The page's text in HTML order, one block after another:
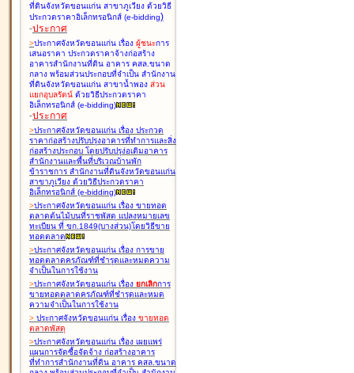
ที่ดินจังหวัดขอนแก่น สาขาภูเวียง ด้วยวิธี
ประกวดราคาอิเล็กทรอนิกส์ (e-bidding)
-ประกาศ
>ประกาศจังหวัดขอนแก่น เรื่อง ผู้ชนะการ
เสนอราคา ประกวดราคาจ้างก่อสร้าง
อาคารสำนักงานที่ดิน อาคาร คสล.ขนาด
กลาง พร้อมส่วนประกอบที่จำเป็น สำนักงาน
ที่ดินจังหวัดขอนแก่น สาขาน้ำพอง ส่วน
แยกอุบลรัตน์ ด้วยวิธีประกวดราคา
อิเล็กทรอนิกส์ (e-bidding)
-ประกาศ
>ประกาศจังหวัดขอนแก่น เรื่อง ประกวด
ราคาก่อสร้างปรับปรุงอาคารที่ทำการและสิ่ง
ก่อสร้างประกอบ โดยปรับปรุง่อเติมอาคาร
สำนักงานและพื้นที่บริเวณบ้านพัก
ข้าราชการ สำนักงานที่ดินจังหวัดขอนแก่น
สาขาภูเวียง ด้วยวิธีประกวดราคา
อิเล็กทรอนิกส์ (e-bidding)
>ประกาศจังหวัดขอนแก่น เรื่อง ขายทอด
ตลาดต้นไม้บนที่ราชพัสดุ แปลงหมายเลข
ทะเบียน ที่ ขก.1849(บางส่วน)โดยวิธีขาย
ทอดตลาด
>ประกาศจังหวัดขอนแก่น เรื่อง การขาย
ทอดตลาดครุภัณฑ์ที่ชำรุดและหมดความ
จำเป็นในการใช้งาน
>ประกาศจังหวัดขอนแก่น เรื่อง ยกเลิกการ
ขายทอดตลาดครุภัณฑ์ที่ชำรุดและหมด
ความจำเป็นในการใช้งาน
> ประกาศจังหวัดขอนแก่น เรื่อง ขายทอด
ตลาดพัสดุ
>ประกาศจังหวัดขอนแก่น เรื่อง เผยแพร่
แผนการจัดซื้อจัดจ้าง ก่อสร้างอาคาร
ที่ทำการสำนักงานที่ดิน อาคาร คสล.ขนาด